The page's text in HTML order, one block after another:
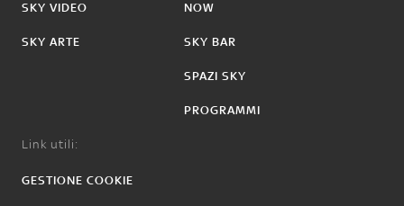
SKY VIDEO
SKY ARTE
NOW
SKY BAR
SPAZI SKY
PROGRAMMI
Link utili:
GESTIONE COOKIE